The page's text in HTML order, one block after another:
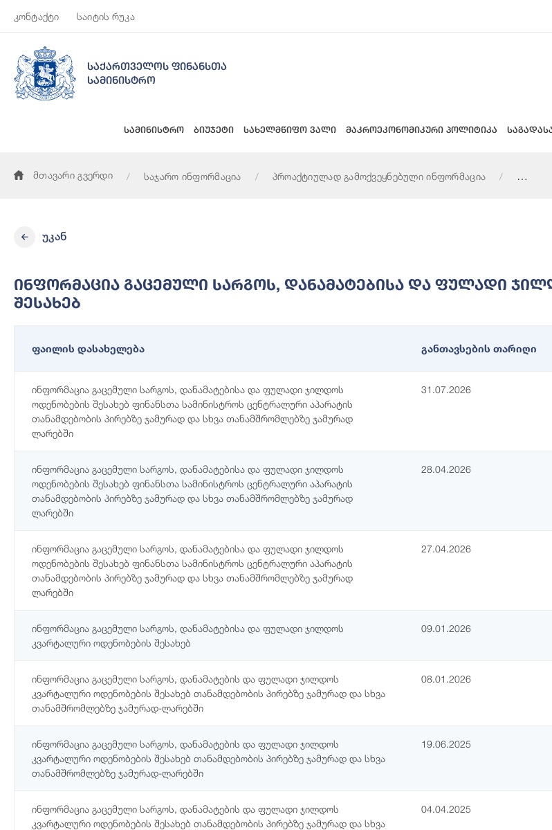
კონტაქტი საიტის რუკა
საქართველოს ფინანსთა
სამინისტრო
სამინისტრო ბიუჯეტი სახელმწიფო ვალი მაკროეკონომიკური პოლიტიკა
მთავარი გვერდი საჯარო ინფორმაცია
პროაქტიულად გამოქვეყნებული ინფორმაცია
უკან
Ინფორმაცია Გაცემული Სარგოს, Დანამატებისა Და Ფულადი
Შესახებ
ფაილის დასახელება განთავსების თარიღი
ინფორმაცია გაცემული სარგოს, დანამატებისა და ფულადი ჯილდოს
ოდენობების შესახებ ფინანსთა სამინისტროს ცენტრალური აპარატის
თანამდებობის პირებზე ჯამურად და სხვა თანამშრომლებზე ჯამურად
ლარებში
31.07.2026
ინფორმაცია გაცემული სარგოს, დანამატებისა და ფულადი ჯილდოს
ოდენობების შესახებ ფინანსთა სამინისტროს ცენტრალური აპარატის
თანამდებობის პირებზე ჯამურად და სხვა თანამშრომლებზე ჯამურად
ლარებში
28.04.2026
ინფორმაცია გაცემული სარგოს, დანამატებისა და ფულადი ჯილდოს
ოდენობების შესახებ ფინანსთა სამინისტროს ცენტრალური აპარატის
თანამდებობის პირებზე ჯამურად და სხვა თანამშრომლებზე ჯამურად
ლარებში
27.04.2026
ინფორმაცია გაცემული სარგოს, დანამატებისა და ფულადი ჯილდოს
კვარტალური ოდენობების შესახებ
09.01.2026
ინფორმაცია გაცემული სარგოს, დანამატების და ფულადი ჯილდოს
კვარტალური ოდენობების შესახებ თანამდებობის პირებზე ჯამურად და სხვა
თანამშრომლებზე ჯამურად-ლარებში
08.01.2026
ინფორმაცია გაცემული სარგოს, დანამატების და ფულადი ჯილდოს
კვარტალური ოდენობების შესახებ თანამდებობის პირებზე ჯამურად და სხვა
თანამშრომლებზე ჯამურად-ლარებში
19.06.2025
ინფორმაცია გაცემული სარგოს, დანამატების და ფულადი ჯილდოს
კვარტალური ოდენობების შესახებ თანამდებობის პირებზე ჯამურად და სხვა
04.04.2025